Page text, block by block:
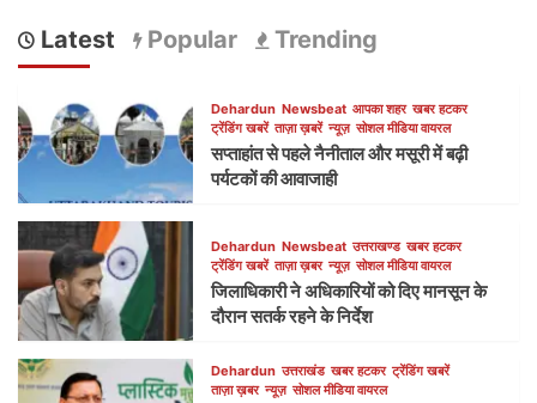
Latest Popular Trending
Dehardun Newsbeat आपका शहर खबर हटकर
ट्रेंडिंग खबरें ताज़ा ख़बरें न्यूज़ सोशल मीडिया वायरल
सप्ताहांत से पहले नैनीताल और मसूरी में बढ़ी
पर्यटकों की आवाजाही
Dehardun Newsbeat उत्तराखण्ड खबर हटकर
ट्रेंडिंग खबरें ताज़ा ख़बर न्यूज़ सोशल मीडिया वायरल
जिलाधिकारी ने अधिकारियों को दिए मानसून के
दौरान सतर्क रहने के निर्देश
Dehardun उत्तराखंड खबर हटकर ट्रेंडिंग खबरें
ताज़ा ख़बर न्यूज़ सोशल मीडिया वायरल